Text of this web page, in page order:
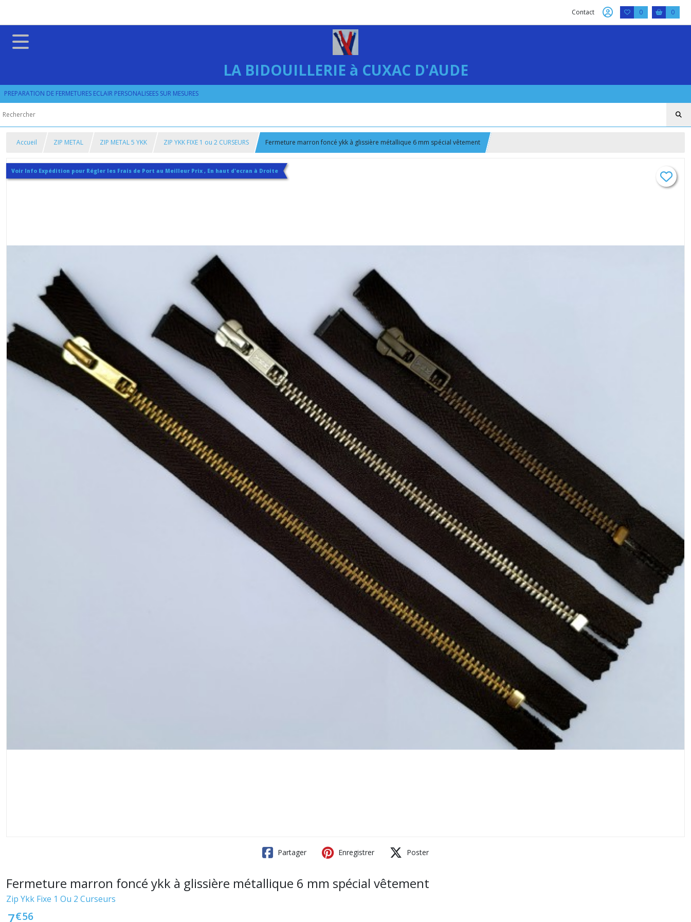
Contact 0 0
LA BIDOUILLERIE à CUXAC D'AUDE
PREPARATION DE FERMETURES ECLAIR PERSONALISEES SUR MESURES
Accueil ZIP METAL ZIP METAL 5 YKK ZIP YKK FIXE 1 ou 2 CURSEURS Fermeture marron foncé ykk à glissière métallique 6 mm spécial vêtement
Voir Info Expédition pour Régler les Frais de Port au Meilleur Prix , En haut d'ecran à Droite
Partager Enregistrer Poster
Fermeture marron foncé ykk à glissière métallique 6 mm spécial vêtement
Zip Ykk Fixe 1 Ou 2 Curseurs
7€56